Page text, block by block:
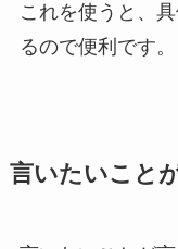
これを使うと、
るので便利です。
言いたいこと